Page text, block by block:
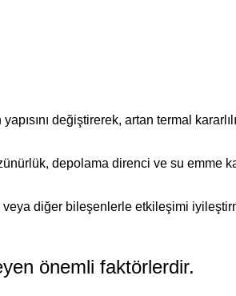
değiştirerek, artan termal
depolama direnci ve su emme
veya diğer bileşenlerle etkileşimi
önemli faktörlerdir.